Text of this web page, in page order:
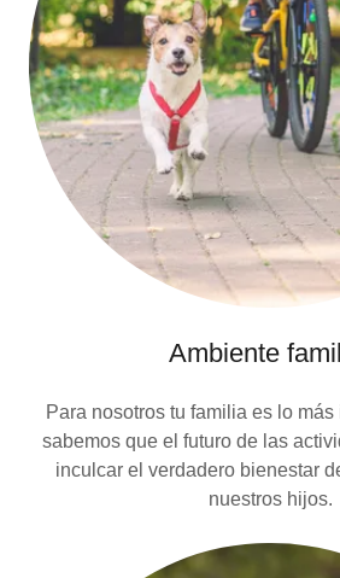
Ambiente
Para nosotros tu familia es lo
sabemos que el futuro de las
inculcar el verdadero bienestar
nuestros hijos.